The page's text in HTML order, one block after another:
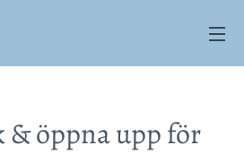
& öppna upp för